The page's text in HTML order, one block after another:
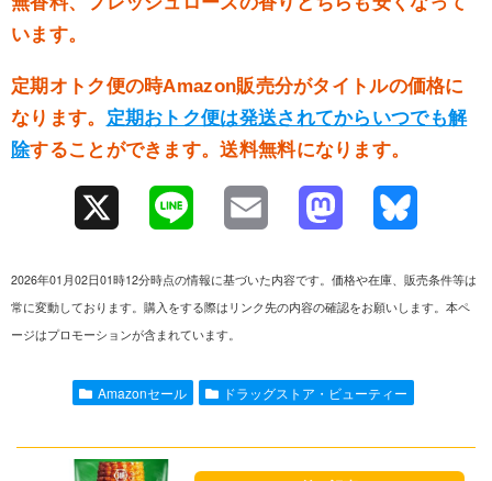
います。
定期オトク便の時Amazon販売分がタイトルの価格に
なります。 定期おトク便は発送されてからいつでも解
除することができます。送料無料になります。
e
l o
o y
2026年01月02日01時12分時点の情報に基づいた内容です。価格や在庫、販売条件等は
常に変動しております。購入をする際はリンク先の内容の確認をお願いします。本ペ
ージはプロモーションが含まれています。
Amazonセール ドラッグストア・ビューティー